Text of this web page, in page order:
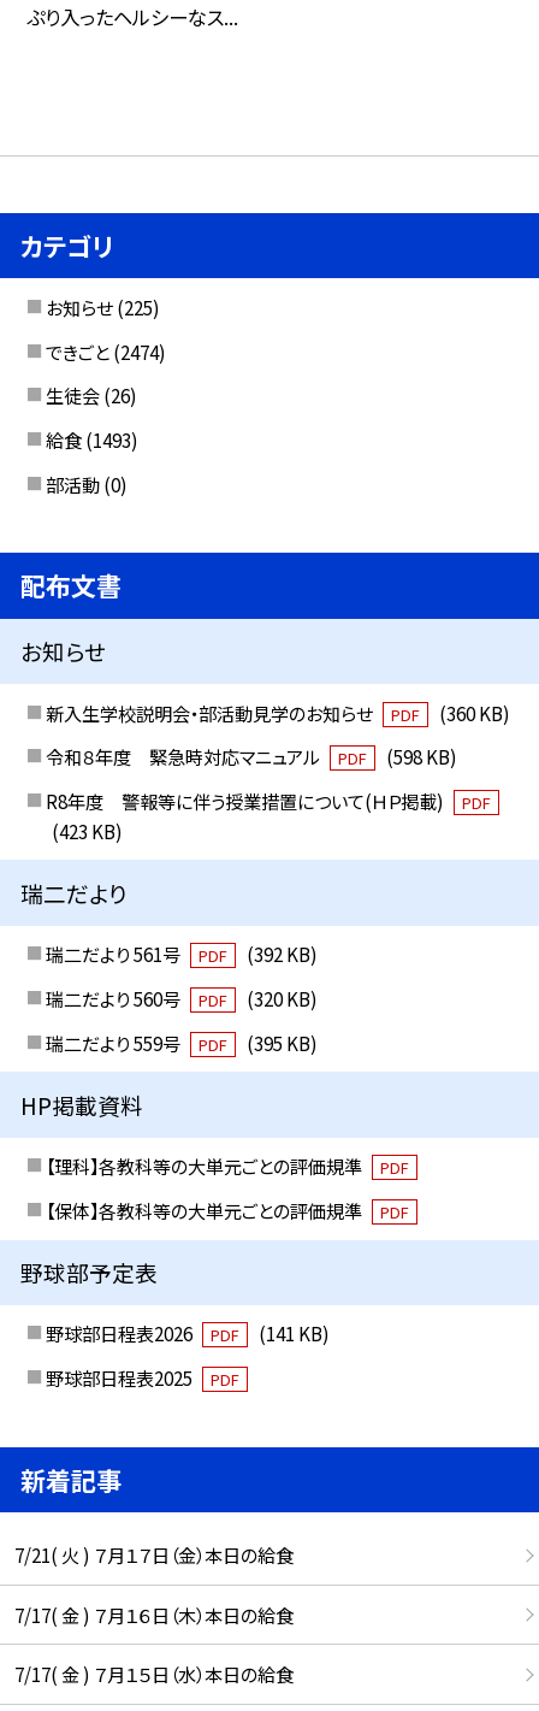
ぷり入ったヘルシーなス...
カテゴリ
お知らせ (225)
できごと (2474)
生徒会 (26)
給食 (1493)
部活動 (0)
配布文書
お知らせ
新入生学校説明会・部活動見学のお知らせ PDF
(360 KB)
令和８年度 緊急時対応マニュアル
PDF
(598 KB)
R8年度 警報等に伴う授業措置について(ＨＰ掲載)
PDF
(423 KB)
瑞二だより
瑞二だより 561号 PDF
(392 KB)
瑞二だより 560号
PDF
(320 KB)
瑞二だより 559号
PDF (395 KB)
HP掲載資料
【理科】各教科等の大単元ごとの評価規準 PDF
【保体】各教科等の大単元ごとの評価規準 PDF
野球部予定表
野球部日程表2026 PDF
(141 KB)
野球部日程表2025
PDF
新着記事
7/21( 火 ) ７月１７日（金）本日の給食
7/17( 金 ) ７月１６日（木）本日の給食
7/17( 金 ) ７月１５日（水）本日の給食